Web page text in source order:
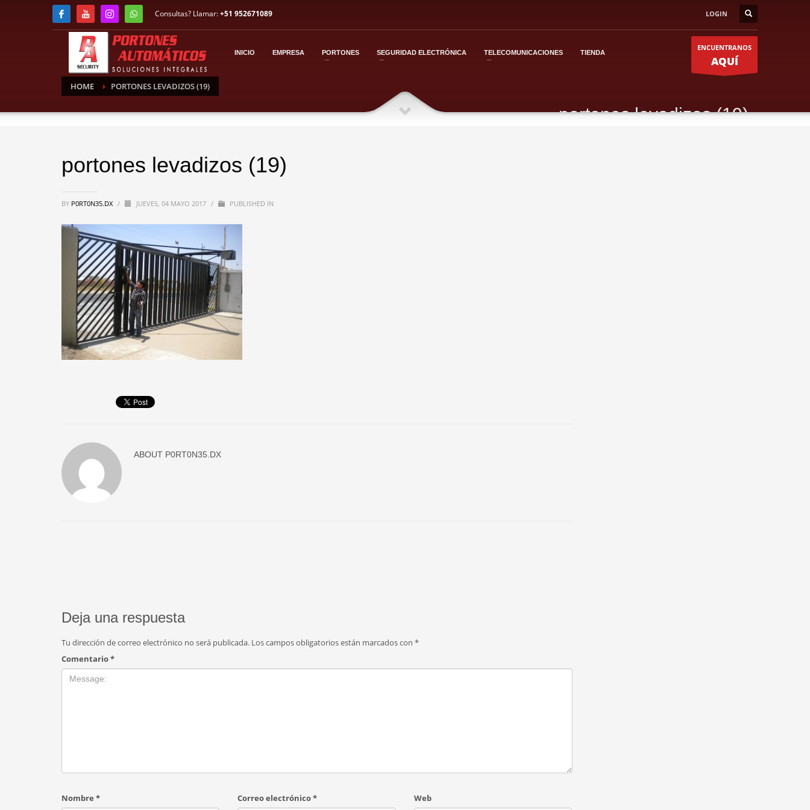
Consultas? Llamar:+51 952671089 LOGIN
INICIO EMPRESA PORTONES SEGURIDAD ELECTRÓNICA TELECOMUNICACIONES TIENDA
ENCUENTRANOS
AQUÍ
HOME PORTONES LEVADIZOS (19)
portones levadizos (19)
portones levadizos (19)
BY P0RT0N35.DX / JUEVES, 04 MAYO 2017 / PUBLISHED IN
ABOUT P0RT0N35.DX
Deja una respuesta
Tu dirección de correo electrónico no será publicada. Los campos obligatorios están marcados con *
Comentario*
Nombre * Correo electrónico* Web